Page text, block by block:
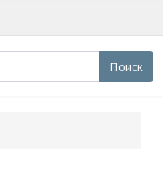
Поиск